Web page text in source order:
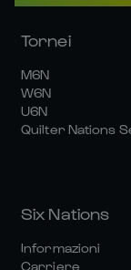
Tornei
M6N
W6N
U6N
Quilter Nations
Six Nations
Informazioni
Carriere